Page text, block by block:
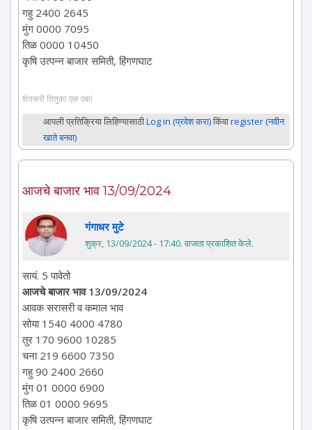
गहु 2400 2645
मुंग 0000 7095
तिळ 0000 10450
कृषि उत्पन्न बाजार समिती, हिंगणघाट
शेतकरी तितुका एक एक!
आपली प्रतिक्रिया लिहिण्यासाठीLog in (प्रवेश करा)किंवाregister (नवीन
खाते बनवा)
आजचे बाजार भाव 13/09/2024
गंगाधर मुटे
शुक्र, 13/09/2024 - 17:40. वाजता प्रकाशित केले.
सायं. 5 पावेतो
आजचे बाजार भाव 13/09/2024
आवक सरासरी व कमाल भाव
सोया 1540 4000 4780
तुर 170 9600 10285
चना 219 6600 7350
गहु 90 2400 2660
मुंग 01 0000 6900
तिळ 01 0000 9695
कृषि उत्पन्न बाजार समिती, हिंगणघाट